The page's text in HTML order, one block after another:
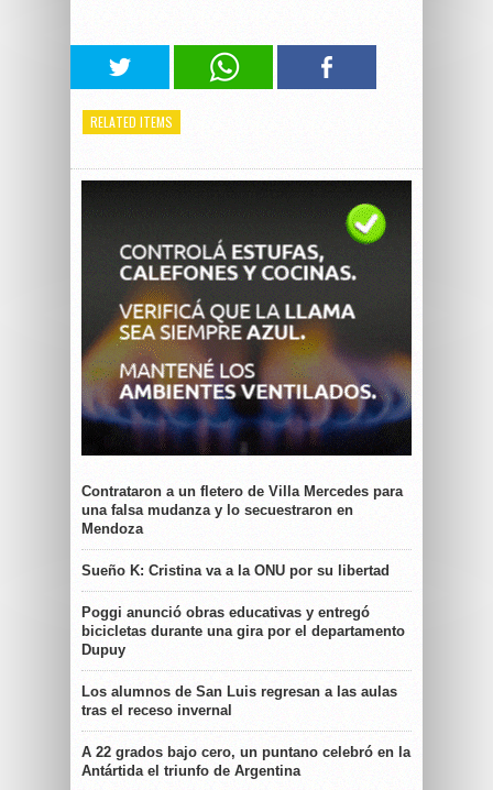
RELATED ITEMS
Contrataron a un fletero de Villa Mercedes para
una falsa mudanza y lo secuestraron en
Mendoza
Sueño K: Cristina va a la ONU por su libertad
Poggi anunció obras educativas y entregó
bicicletas durante una gira por el departamento
Dupuy
Los alumnos de San Luis regresan a las aulas
tras el receso invernal
A 22 grados bajo cero, un puntano celebró en la
Antártida el triunfo de Argentina